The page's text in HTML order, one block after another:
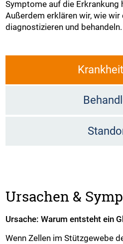
Symptome auf die Erkrankung
Außerdem erklären wir, wie wir
diagnostizieren und behandeln.
Ursachen &
Ursache: Warum entsteht ein
Wenn Zellen im Stützgewebe